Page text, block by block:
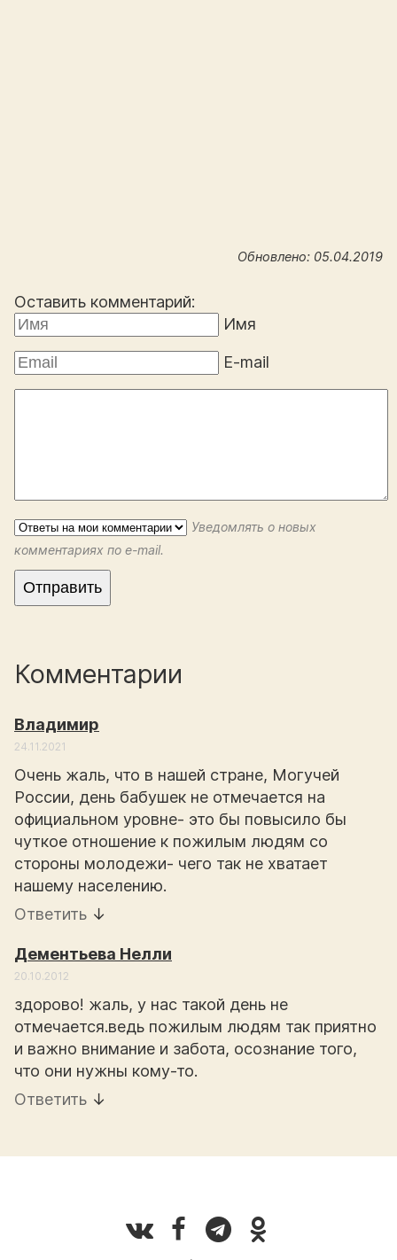
Обновлено: 05.04.2019
Оставить комментарий:
Имя
E-mail
Уведомлять о новых
комментариях по e-mail.
Комментарии
Владимир
24.11.2021
Очень жаль, что в нашей стране, Могучей
России, день бабушек не отмечается на
официальном уровне- это бы повысило бы
чуткое отношение к пожилым людям со
стороны молодежи- чего так не хватает
нашему населению.
Ответить ↓
Дементьева Нелли
20.10.2012
здорово! жаль, у нас такой день не
отмечается.ведь пожилым людям так приятно
и важно внимание и забота, осознание того,
что они нужны кому-то.
Ответить ↓